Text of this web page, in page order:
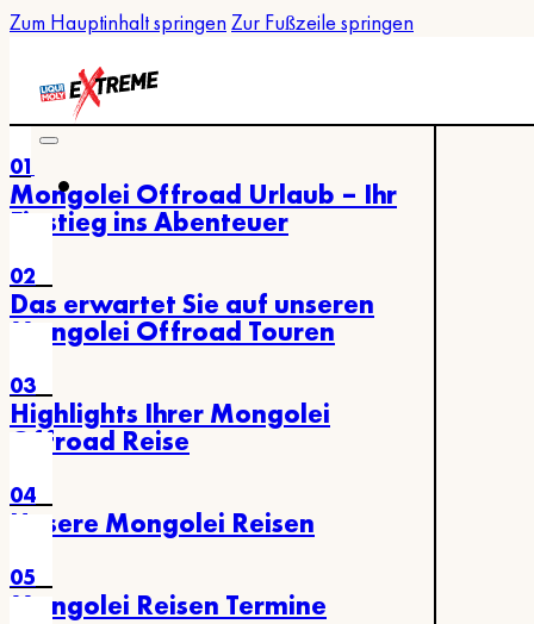
Zum Hauptinhalt springen Zur Fußzeile springen
01
Mongolei Offroad Urlaub – Ihr
Einstieg ins Abenteuer
02
Das erwartet Sie auf unseren
Mongolei Offroad Touren
03
Highlights Ihrer Mongolei
Offroad Reise
04
Unsere Mongolei Reisen
05
Mongolei Reisen Termine